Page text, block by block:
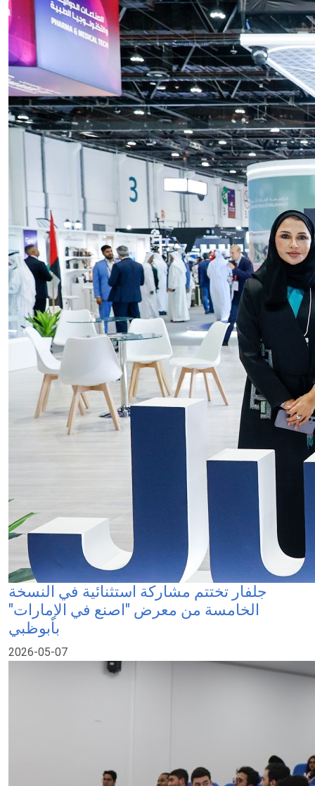
جلفار تختتم مشاركة استثنائية في النسخة
الخامسة من معرض "اصنع في الإمارات"
بأبوظبي
2026-05-07